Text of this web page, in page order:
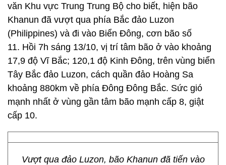
văn Khu vực Trung Trung Bộ cho biết, hiện bão
Khanun đã vượt qua phía Bắc đảo Luzon
(Philippines) và đi vào Biển Đông, cơn bão số
11. Hồi 7h sáng 13/10, vị trí tâm bão ở vào khoảng
17,9 độ Vĩ Bắc; 120,1 độ Kinh Đông, trên vùng biển
Tây Bắc đảo Luzon, cách quần đảo Hoàng Sa
khoảng 880km về phía Đông Đông Bắc. Sức gió
mạnh nhất ở vùng gần tâm bão mạnh cấp 8, giật
cấp 10.
Vượt qua đảo Luzon, bão Khanun đã tiến vào